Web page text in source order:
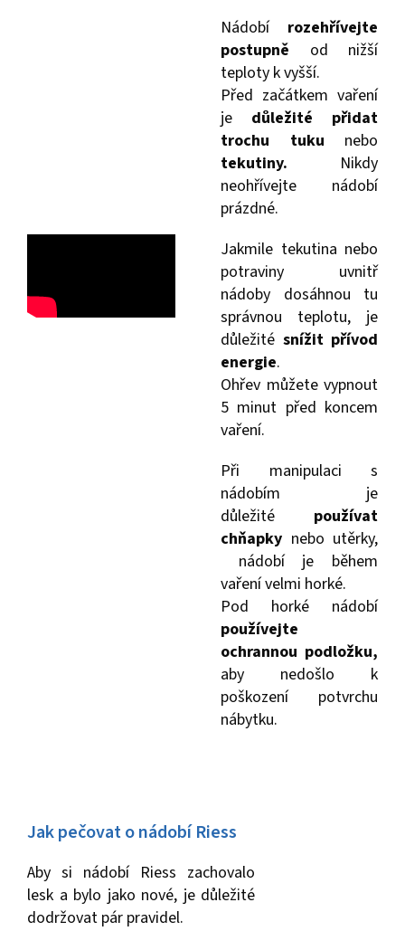
Nádobí rozehřívejte
postupně od nižší
teploty k vyšší.
Před začátkem vaření
je důležité přidat
trochu tuku nebo
tekutiny. Nikdy
neohřívejte nádobí
prázdné.
Jakmile tekutina nebo
potraviny uvnitř
nádoby dosáhnou tu
správnou teplotu, je
důležité snížit přívod
energie.
Ohřev můžete vypnout
5 minut před koncem
vaření.
Při manipulaci s
nádobím je
důležité používat
chňapky nebo utěrky,
nádobí je během
vaření velmi horké.
Pod horké nádobí
používejte
ochrannou podložku,
aby nedošlo k
poškození potvrchu
nábytku.
Jak pečovat o nádobí Riess
Aby si nádobí Riess zachovalo
lesk a bylo jako nové, je důležité
dodržovat pár pravidel.